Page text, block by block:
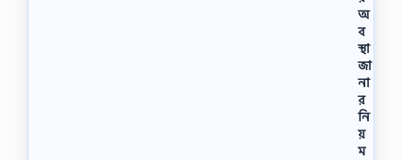
অ
ব
স্থা
জা
না
র
নি
য়
ম